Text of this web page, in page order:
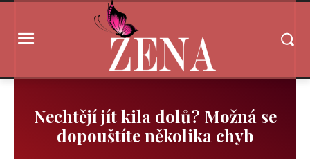
Nechtějí jít kila dolů? Možná se
dopouštíte několika chyb